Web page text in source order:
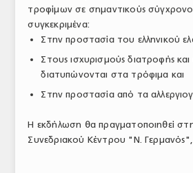
ΕΥΡΩΠΑΪΚΗ ΝΟΜΟΘΕΣΙΑ
ΤΟ ΠΕΡΙΟΔΙΚΟ
ΑΡΧΕΙΟ ΤΕΥΧΩΝ
ΣΥΝΕΔΡΙΟ ΚΡΕΑΤΟΣ
τροφίμων σε σημαντικούς
συγκεκριμένα:
Στην προστασία του ελληνικού
Στους ισχυρισμούς διατροφής και
διατυπώνονται στα τρόφιμα και
Στην προστασία από τα
Η εκδήλωση θα πραγματοποιηθεί
Συνεδριακού Κέντρου "Ν.